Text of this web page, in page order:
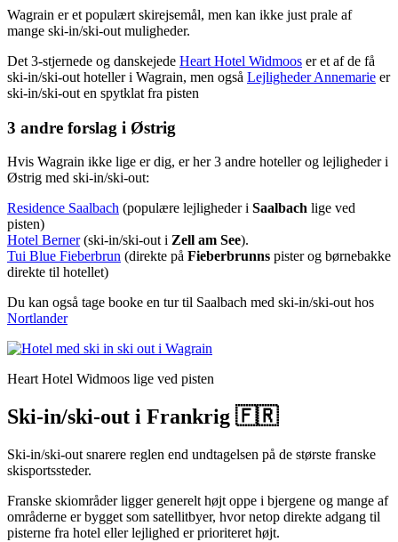
Wagrain er et populært skirejsemål, men kan ikke just prale af
mange ski-in/ski-out muligheder.
Det 3-stjernede og danskejede Heart Hotel Widmoos er et af de få
ski-in/ski-out hoteller i Wagrain, men også Lejligheder Annemarie er
ski-in/ski-out en spytklat fra pisten
3 andre forslag i Østrig
Hvis Wagrain ikke lige er dig, er her 3 andre hoteller og lejligheder i
Østrig med ski-in/ski-out:
Residence Saalbach (populære lejligheder i Saalbach lige ved
pisten)
Hotel Berner(ski-in/ski-out i Zell am See).
Tui Blue Fieberbrun (direkte på Fieberbrunns pister og børnebakke
direkte til hotellet)
Du kan også tage booke en tur til Saalbach med ski-in/ski-out hos
Nortlander
Heart Hotel Widmoos lige ved pisten
Ski-in/ski-out i Frankrig 🇫🇷
Ski-in/ski-out snarere reglen end undtagelsen på de største franske
skisportssteder.
Franske skiområder ligger generelt højt oppe i bjergene og mange af
områderne er bygget som satellitbyer, hvor netop direkte adgang til
pisterne fra hotel eller lejlighed er prioriteret højt.